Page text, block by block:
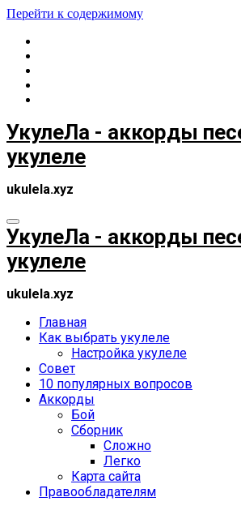
Перейти к содержимому
УкулеЛа - аккорды
укулеле
ukulela.xyz
УкулеЛа - аккорды
укулеле
ukulela.xyz
Главная
Как выбрать укулеле
Настройка укулеле
Совет
10 популярных вопросов
Аккорды
Бой
Сборник
Сложно
Легко
Карта сайта
Правообладателям